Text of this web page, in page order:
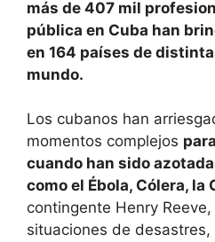
más de 407 mil
pública en Cuba han
en 164 países de
mundo.
Los cubanos han
momentos complejos
cuando han sido
como el Ébola, Cólera, la
contingente Henry
situaciones de